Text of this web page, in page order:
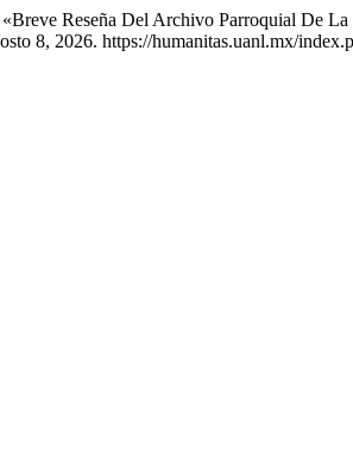
Reseña Del Archivo Parroquial De
8, 2026. https://humanitas.uanl.mx/